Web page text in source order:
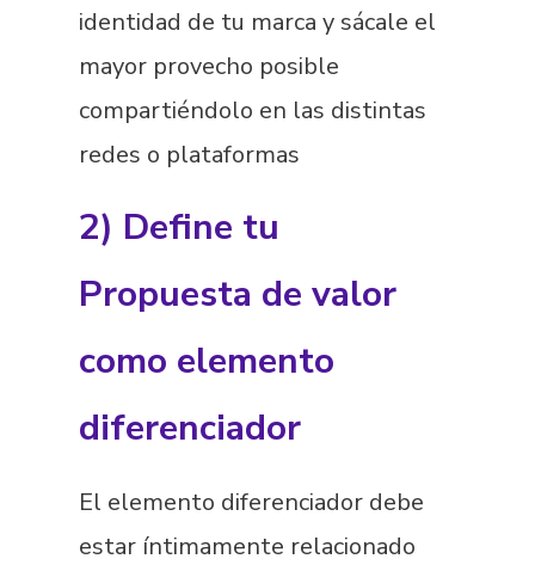
identidad de tu marca y sácale el
mayor provecho posible
compartiéndolo en las distintas
redes o plataformas
2) Define tu
Propuesta de valor
como elemento
diferenciador
El elemento diferenciador debe
estar íntimamente relacionado